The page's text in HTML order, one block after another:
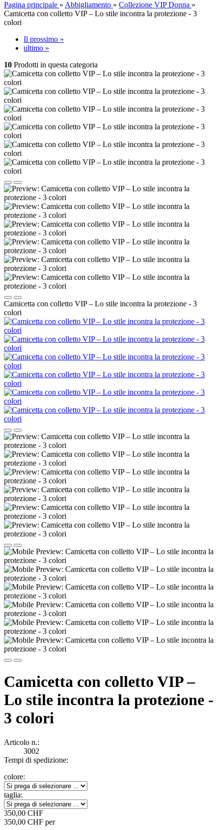
Pagina principale » Abbigliamento » Collezione VIP Donna »
Camicetta con colletto VIP – Lo stile incontra la protezione - 3
colori
Il prossimo »
ultimo »
10 Prodotti in questa categoria
Camicetta con colletto VIP – Lo stile incontra la protezione - 3
colori
Camicetta con colletto VIP –
Lo stile incontra la protezione -
3 colori
Articolo n.:
3002
Tempi di spedizione:
colore:
taglia:
350,00 CHF
350,00 CHF per